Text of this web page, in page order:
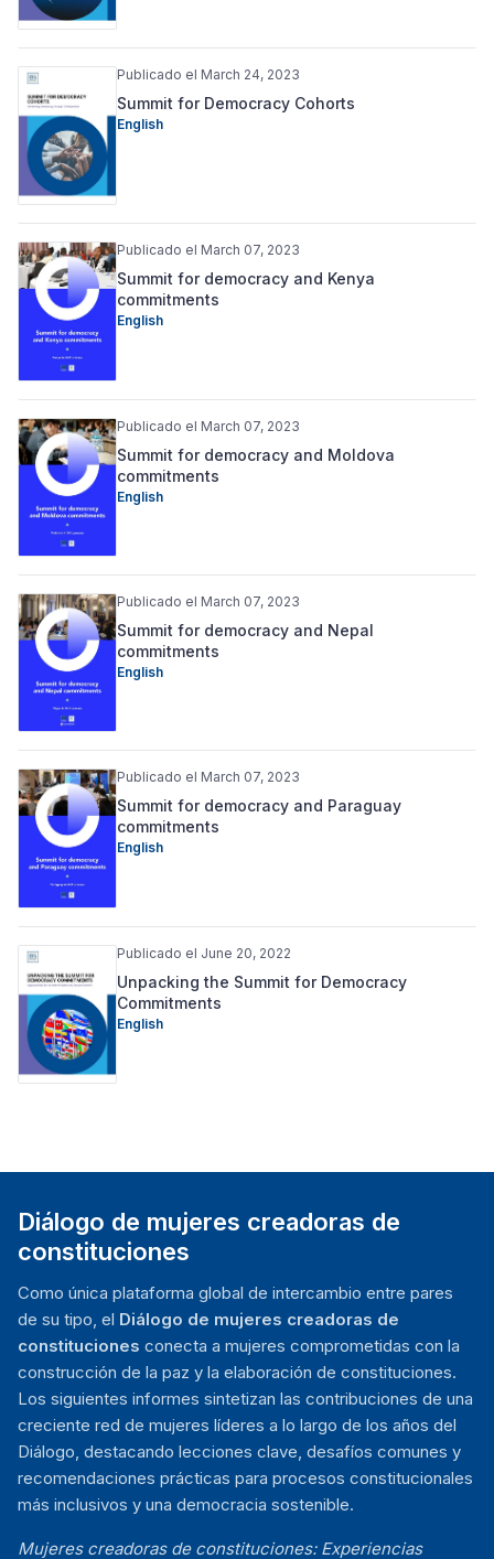
Publicado el March 24, 2023
Summit for Democracy Cohorts
English
Publicado el March 07, 2023
Summit for democracy and Kenya
commitments
English
Publicado el March 07, 2023
Summit for democracy and Moldova
commitments
English
Publicado el March 07, 2023
Summit for democracy and Nepal
commitments
English
Publicado el March 07, 2023
Summit for democracy and Paraguay
commitments
English
Publicado el June 20, 2022
Unpacking the Summit for Democracy
Commitments
English
Diálogo de mujeres creadoras de
constituciones
Como única plataforma global de intercambio entre pares
de su tipo, el Diálogo de mujeres creadoras de
constituciones conecta a mujeres comprometidas con la
construcción de la paz y la elaboración de constituciones.
Los siguientes informes sintetizan las contribuciones de una
creciente red de mujeres líderes a lo largo de los años del
Diálogo, destacando lecciones clave, desafíos comunes y
recomendaciones prácticas para procesos constitucionales
más inclusivos y una democracia sostenible.
Mujeres creadoras de constituciones: Experiencias